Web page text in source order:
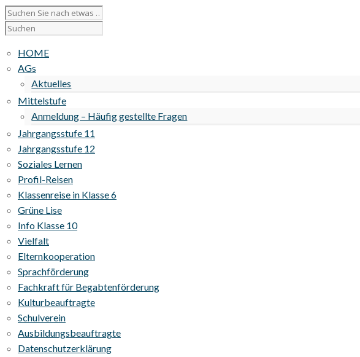
HOME
AGs
Aktuelles
Mittelstufe
Anmeldung – Häufig gestellte Fragen
Jahrgangsstufe 11
Jahrgangsstufe 12
Soziales Lernen
Profil-Reisen
Klassenreise in Klasse 6
Grüne Lise
Info Klasse 10
Vielfalt
Elternkooperation
Sprachförderung
Fachkraft für Begabtenförderung
Kulturbeauftragte
Schulverein
Ausbildungsbeauftragte
Datenschutzerklärung